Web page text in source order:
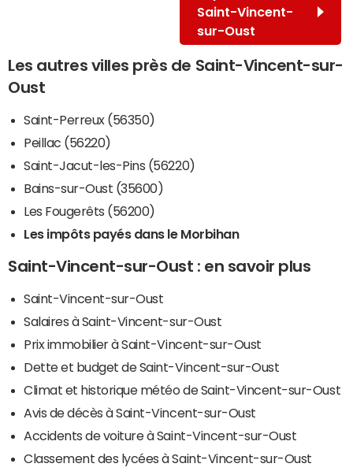
Saint-Vincent-
sur-Oust
Les autres villes près de Saint-Vincent-sur-
Oust
Saint-Perreux (56350)
Peillac (56220)
Saint-Jacut-les-Pins (56220)
Bains-sur-Oust (35600)
Les Fougerêts (56200)
Les impôts payés dans le Morbihan
Saint-Vincent-sur-Oust : en savoir plus
Saint-Vincent-sur-Oust
Salaires à Saint-Vincent-sur-Oust
Prix immobilier à Saint-Vincent-sur-Oust
Dette et budget de Saint-Vincent-sur-Oust
Climat et historique météo de Saint-Vincent-sur-Oust
Avis de décès à Saint-Vincent-sur-Oust
Accidents de voiture à Saint-Vincent-sur-Oust
Classement des lycées à Saint-Vincent-sur-Oust